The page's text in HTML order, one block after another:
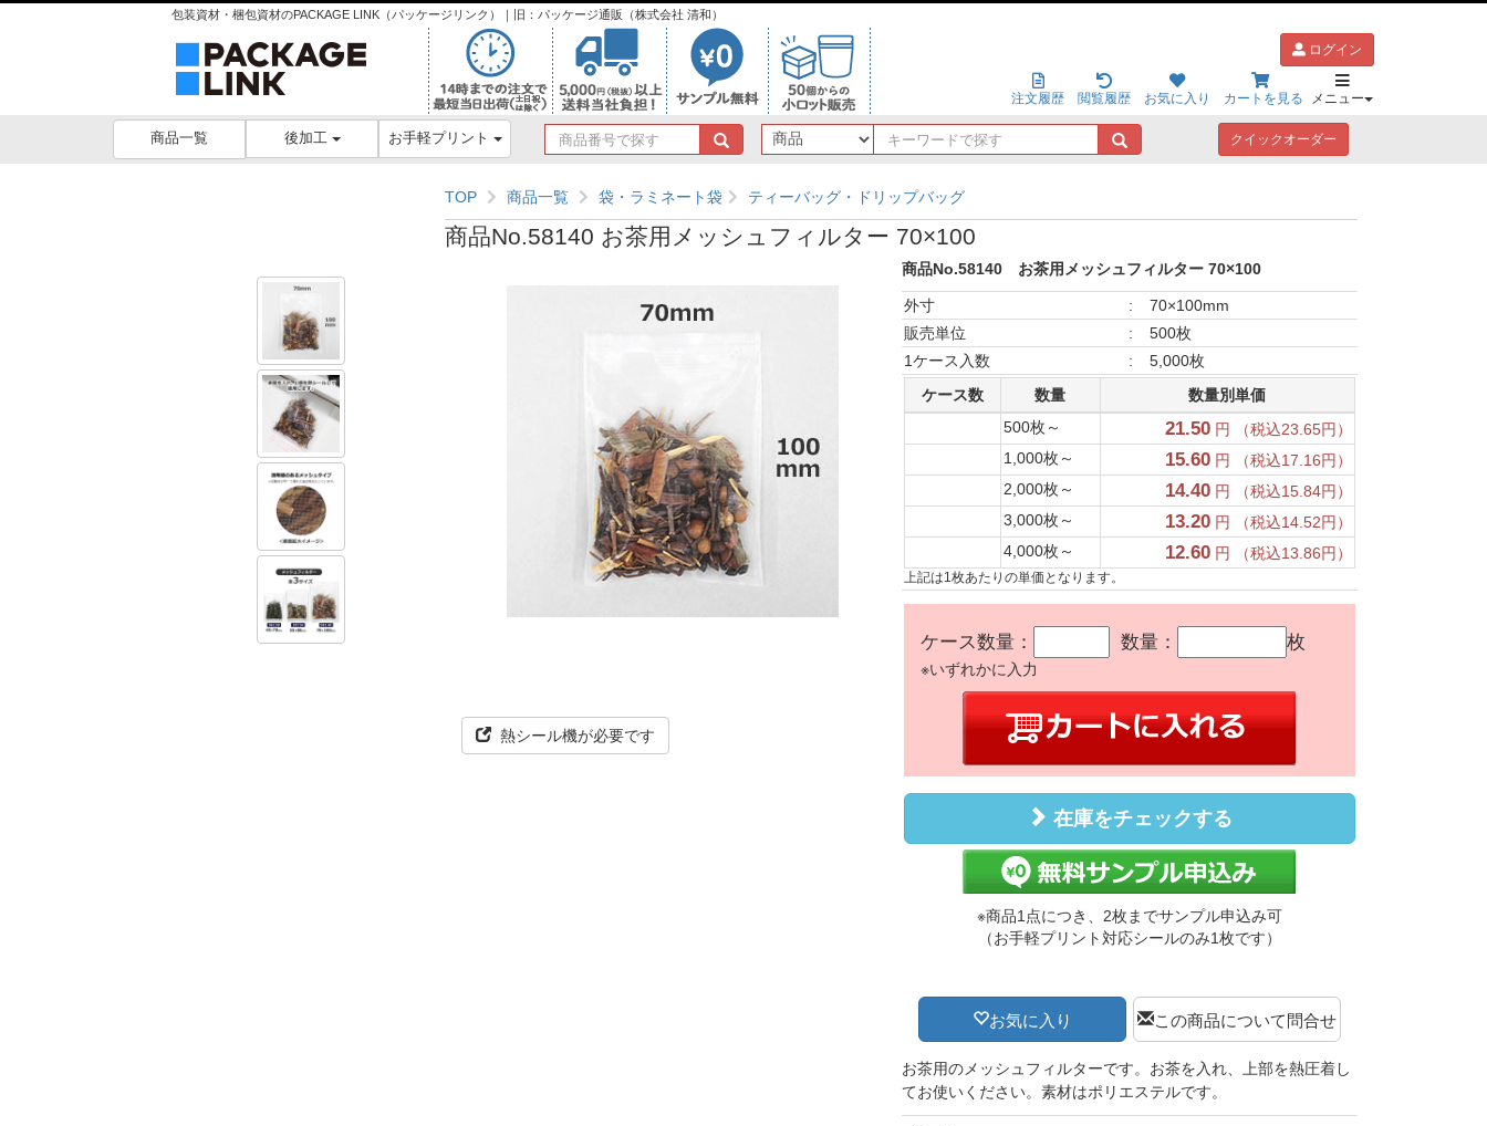
包装資材・梱包資材のPACKAGE LINK（パッケージリンク）｜旧：パッケージ通販（株式会社 清和）
ログイン
注文履歴 閲覧履歴 お気に入り カートを見る メニュー
商品一覧 後加工 お手軽プリント
商
品
号
で
探
キ
ー
ド
探
す
クイックオーダー
TOP 商品一覧 袋・ラミネート袋 ティーバッグ・ドリップバッグ
商品No.58140 お茶用メッシュフィルター 70×100
熱シール機が必要です
商品No.58140 お茶用メッシュフィルター 70×100
外寸 :
70×100mm
販売単位
:
500枚
1ケース入数
:
5,000枚
ケース数
数量
数量別単価
500枚～
21.50円 （税込23.65円）
1,000枚～
15.60円 （税込17.16円）
2,000枚～
14.40円 （税込15.84円）
3,000枚～
13.20円 （税込14.52円）
4,000枚～
12.60円 （税込13.86円）
上記は1枚あたりの単価となります。
ケース数量： 数量： 枚
※いずれかに入力
在庫をチェックする
※商品1点につき、2枚までサンプル申込み可
（お手軽プリント対応シールのみ1枚です）
お気に入り この商品について問合せ
お茶用のメッシュフィルターです。お茶を入れ、上部を熱圧着し
てお使いください。素材はポリエステルです。